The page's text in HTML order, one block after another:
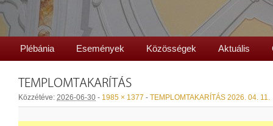
Plébánia Események Közösségek Aktuális
TEMPLOMTAKARÍTÁS
Közzétéve: 2026-06-30 - 1985 × 1377 - TEMPLOMTAKARÍTÁS 2026. 04. 11.